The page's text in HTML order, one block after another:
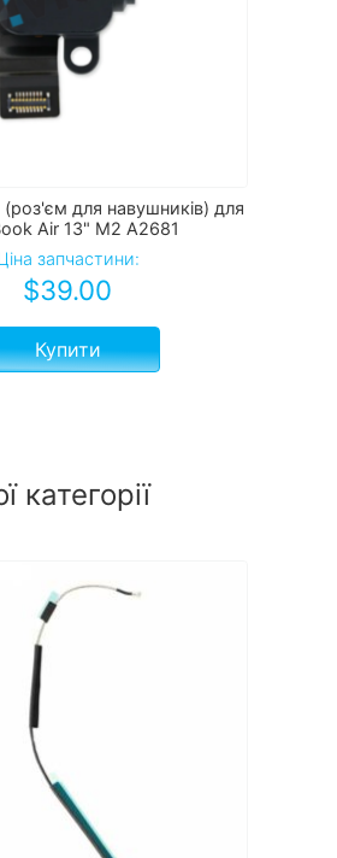
для навушників) для
Air 13" M2 A2681
запчастини:
$39.00
Купити
категорії